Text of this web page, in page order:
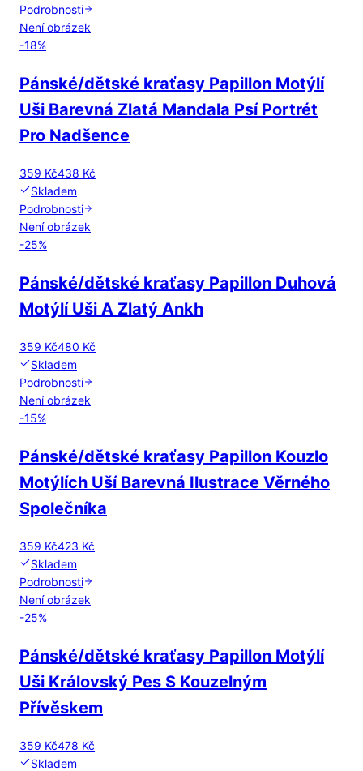
Podrobnosti
Není obrázek
-18%
Pánské/dětské kraťasy Papillon Motýlí
Uši Barevná Zlatá Mandala Psí Portrét
Pro Nadšence
359 Kč438 Kč
Skladem
Podrobnosti
Není obrázek
-25%
Pánské/dětské kraťasy Papillon Duhová
Motýlí Uši A Zlatý Ankh
359 Kč480 Kč
Skladem
Podrobnosti
Není obrázek
-15%
Pánské/dětské kraťasy Papillon Kouzlo
Motýlích Uší Barevná Ilustrace Věrného
Společníka
359 Kč423 Kč
Skladem
Podrobnosti
Není obrázek
-25%
Pánské/dětské kraťasy Papillon Motýlí
Uši Královský Pes S Kouzelným
Přívěskem
359 Kč478 Kč
Skladem